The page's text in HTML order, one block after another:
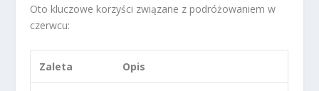
Oto kluczowe korzyści związane z podróżowaniem w
czerwcu:
Zaleta Opis